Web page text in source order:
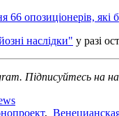
66 опозиціонерів, які
наслідки" у разі
Підписуйтесь на
,